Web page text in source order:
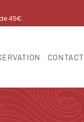
45€.
CONTACT